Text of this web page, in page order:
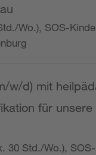
Wo.), SOS-
w/d) mit
für
30 Std./Wo.),